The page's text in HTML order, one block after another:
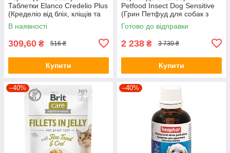
Таблетки Elanco Credelio Plus
(Кределіо від бліх, кліщів та
глистів для собак вагою
5,5кг-11кг) 1таб
В наявності
309,60 ₴ 516 ₴
Купити
Petfood Insect Dog Sensitive
(Грин Петфуд для собак з
чутливим травленням) 10кг.
Готово до відправки
2 238 ₴ 3 730 ₴
Купити
–40% –40%